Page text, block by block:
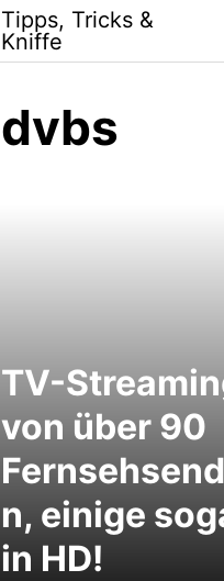
Tipps, Tricks &
Kniffe
dvbs
TV-
von über 90
n, einige
in HD!